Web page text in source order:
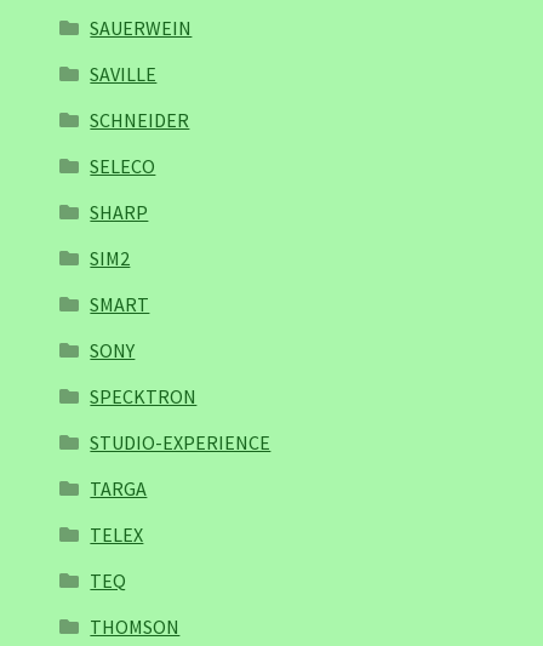
SAUERWEIN
SAVILLE
SCHNEIDER
SELECO
SHARP
SIM2
SMART
SONY
SPECKTRON
STUDIO-EXPERIENCE
TARGA
TELEX
TEQ
THOMSON